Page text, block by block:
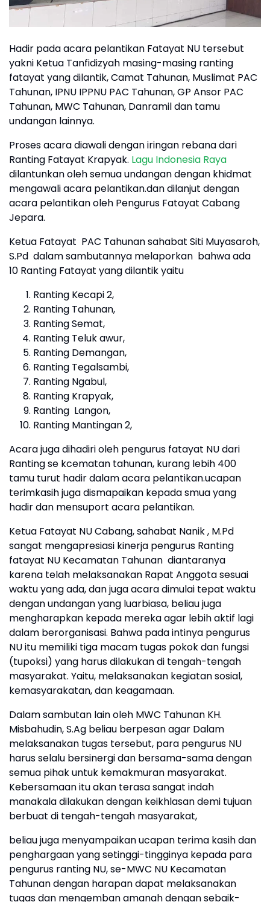
Hadir pada acara pelantikan Fatayat NU tersebut
yakni Ketua Tanfidizyah masing-masing ranting
fatayat yang dilantik, Camat Tahunan, Muslimat PAC
Tahunan, IPNU IPPNU PAC Tahunan, GP Ansor PAC
Tahunan, MWC Tahunan, Danramil dan tamu
undangan lainnya.
Proses acara diawali dengan iringan rebana dari
Ranting Fatayat Krapyak. Lagu Indonesia Raya
dilantunkan oleh semua undangan dengan khidmat
mengawali acara pelantikan.dan dilanjut dengan
acara pelantikan oleh Pengurus Fatayat Cabang
Jepara.
Ketua Fatayat PAC Tahunan sahabat Siti Muyasaroh,
S.Pd dalam sambutannya melaporkan bahwa ada
10 Ranting Fatayat yang dilantik yaitu
Ranting Kecapi 2,
Ranting Tahunan,
Ranting Semat,
Ranting Teluk awur,
Ranting Demangan,
Ranting Tegalsambi,
Ranting Ngabul,
Ranting Krapyak,
Ranting Langon,
Ranting Mantingan 2,
Acara juga dihadiri oleh pengurus fatayat NU dari
Ranting se kcematan tahunan, kurang lebih 400
tamu turut hadir dalam acara pelantikan.ucapan
terimkasih juga dismapaikan kepada smua yang
hadir dan mensuport acara pelantikan.
Ketua Fatayat NU Cabang, sahabat Nanik , M.Pd
sangat mengapresiasi kinerja pengurus Ranting
fatayat NU Kecamatan Tahunan diantaranya
karena telah melaksanakan Rapat Anggota sesuai
waktu yang ada, dan juga acara dimulai tepat waktu
dengan undangan yang luarbiasa, beliau juga
mengharapkan kepada mereka agar lebih aktif lagi
dalam berorganisasi. Bahwa pada intinya pengurus
NU itu memiliki tiga macam tugas pokok dan fungsi
(tupoksi) yang harus dilakukan di tengah-tengah
masyarakat. Yaitu, melaksanakan kegiatan sosial,
kemasyarakatan, dan keagamaan.
Dalam sambutan lain oleh MWC Tahunan KH.
Misbahudin, S.Ag beliau berpesan agar Dalam
melaksanakan tugas tersebut, para pengurus NU
harus selalu bersinergi dan bersama-sama dengan
semua pihak untuk kemakmuran masyarakat.
Kebersamaan itu akan terasa sangat indah
manakala dilakukan dengan keikhlasan demi tujuan
berbuat di tengah-tengah masyarakat,
beliau juga menyampaikan ucapan terima kasih dan
penghargaan yang setinggi-tingginya kepada para
pengurus ranting NU, se-MWC NU Kecamatan
Tahunan dengan harapan dapat melaksanakan
tugas dan mengemban amanah dengan sebaik-